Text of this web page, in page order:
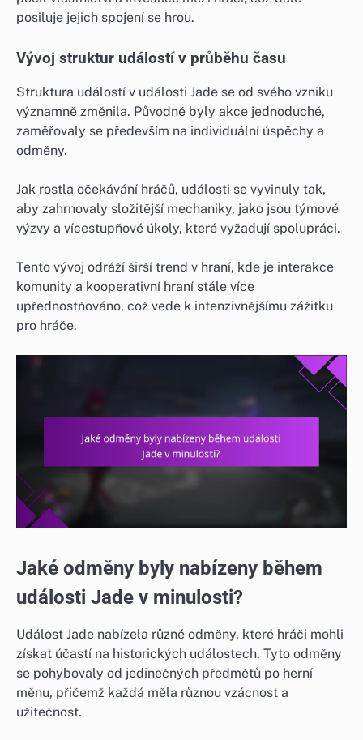
posiluje jejich spojení se hrou.
Vývoj struktur událostí v průběhu času
Struktura událostí v události Jade se od svého vzniku
významně změnila. Původně byly akce jednoduché,
zaměřovaly se především na individuální úspěchy a
odměny.
Jak rostla očekávání hráčů, události se vyvinuly tak,
aby zahrnovaly složitější mechaniky, jako jsou týmové
výzvy a vícestupňové úkoly, které vyžadují spolupráci.
Tento vývoj odráží širší trend v hraní, kde je interakce
komunity a kooperativní hraní stále více
upřednostňováno, což vede k intenzivnějšímu zážitku
pro hráče.
Jaké odměny byly nabízeny během
události Jade v minulosti?
Událost Jade nabízela různé odměny, které hráči mohli
získat účastí na historických událostech. Tyto odměny
se pohybovaly od jedinečných předmětů po herní
měnu, přičemž každá měla různou vzácnost a
užitečnost.